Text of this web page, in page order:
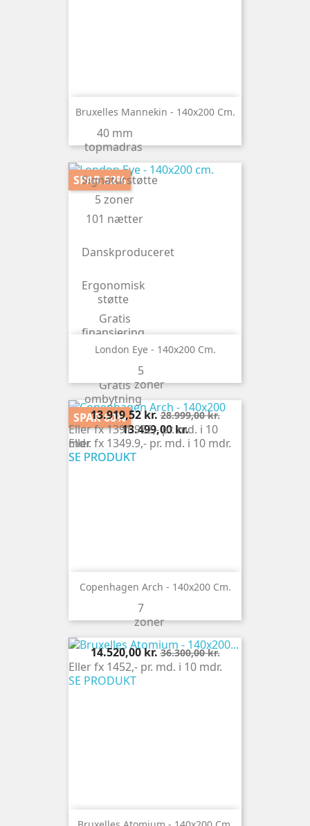
Bruxelles Mannekin - 140x200 Cm.
40 mm
topmadras
Signaturstøtte
5 zoner
101 nætter
Danskproduceret
Ergonomisk
støtte
Gratis
finansiering
Gratis
Gratis
ombytning
Pris
13.499,00 kr.
Eller fx 1349.9,- pr. md. i 10 mdr.
SE PRODUKT
London Eye - 140x200 Cm.
5
zoner
Pris
13.919,52 kr.Normalpris
28.999,00 kr.
Eller fx 1391.952,- pr. md. i 10
mdr.
SE PRODUKT
SPAR 52%
Copenhagen Arch - 140x200 Cm.
7
zoner
Pris
14.520,00 kr.Normalpris
36.300,00 kr.
Eller fx 1452,- pr. md. i 10 mdr.
SE PRODUKT
SPAR 60%